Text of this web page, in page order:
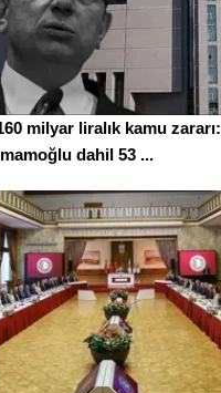
milyar liralık kamu zararı:
dahil 53 ...